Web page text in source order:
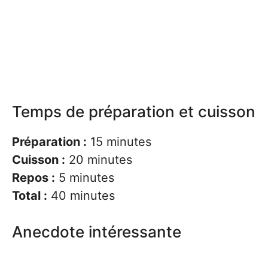
Temps de préparation et cuisson
Préparation : 15 minutes
Cuisson : 20 minutes
Repos : 5 minutes
Total : 40 minutes
Anecdote intéressante